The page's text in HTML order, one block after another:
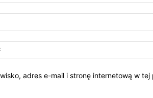
adres e-mail i stronę internetową w